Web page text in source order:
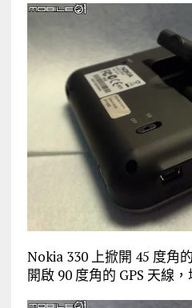
Nokia 330 上掀開 45 度角
開啟 90 度角的 GPS 天線